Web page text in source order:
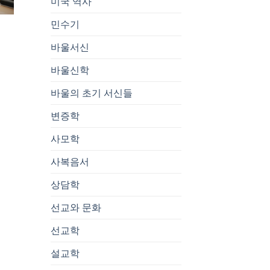
민수기
바울서신
바울신학
바울의 초기 서신들
변증학
사모학
사복음서
상담학
선교와 문화
선교학
설교학